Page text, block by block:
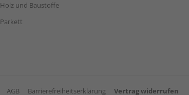
Holz und Baustoffe
Parkett
AGB Barrierefreiheitserklärung Vertrag widerrufen